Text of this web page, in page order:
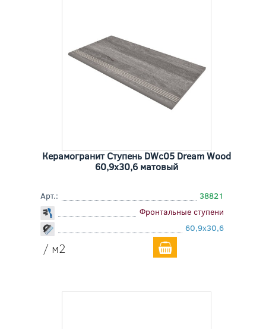
Керамогранит Ступень DWc05 Dream Wood
60,9x30,6 матовый
Арт.:
38821
Фронтальные ступени
60,9x30,6
/ м2